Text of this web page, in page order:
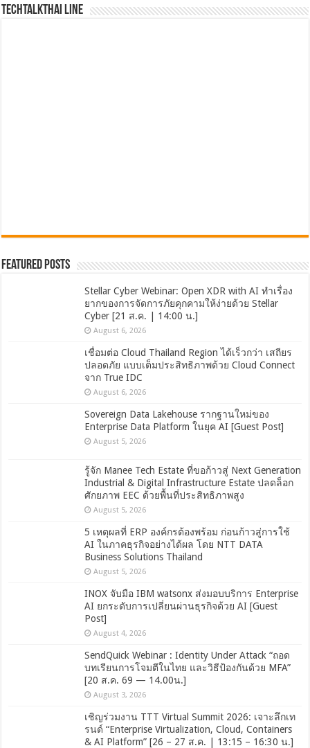
TechTalkThai LINE
Featured Posts
Stellar Cyber Webinar: Open XDR with AI ทำเรื่อง
ยากของการจัดการภัยคุกคามให้ง่ายด้วย Stellar
Cyber [21 ส.ค. | 14:00 น.]
August 6, 2026
เชื่อมต่อ Cloud Thailand Region ได้เร็วกว่า เสถียร
ปลอดภัย แบบเต็มประสิทธิภาพด้วย Cloud Connect
จาก True IDC
August 6, 2026
Sovereign Data Lakehouse รากฐานใหม่ของ
Enterprise Data Platform ในยุค AI [Guest Post]
August 5, 2026
รู้จัก Manee Tech Estate ที่ขอก้าวสู่ Next Generation
Industrial & Digital Infrastructure Estate ปลดล็อก
ศักยภาพ EEC ด้วยพื้นที่ประสิทธิภาพสูง
August 5, 2026
5 เหตุผลที่ ERP องค์กรต้องพร้อม ก่อนก้าวสู่การใช้
AI ในภาคธุรกิจอย่างได้ผล โดย NTT DATA
Business Solutions Thailand
August 5, 2026
INOX จับมือ IBM watsonx ส่งมอบบริการ Enterprise
AI ยกระดับการเปลี่ยนผ่านธุรกิจด้วย AI [Guest
Post]
August 4, 2026
SendQuick Webinar : Identity Under Attack “ถอด
บทเรียนการโจมตีในไทย และวิธีป้องกันด้วย MFA”
[20 ส.ค. 69 — 14.00น.]
August 3, 2026
เชิญร่วมงาน TTT Virtual Summit 2026: เจาะลึกเท
รนด์ “Enterprise Virtualization, Cloud, Containers
& AI Platform” [26 – 27 ส.ค. | 13:15 – 16:30 น.]